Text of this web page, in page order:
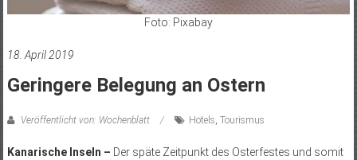
Foto: Pixabay
18. April 2019
Geringere Belegung an Ostern
Veröffentlicht von: Wochenblatt Hotels, Tourismus
Kanarische Inseln – Der späte Zeitpunkt des Osterfestes und somit